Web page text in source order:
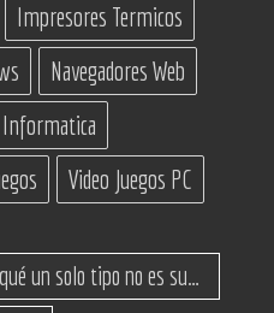
Impresores Termicos
Navegadores Web
Informatica
Video Juegos PC
no es suficiente? (Guía de variantes)